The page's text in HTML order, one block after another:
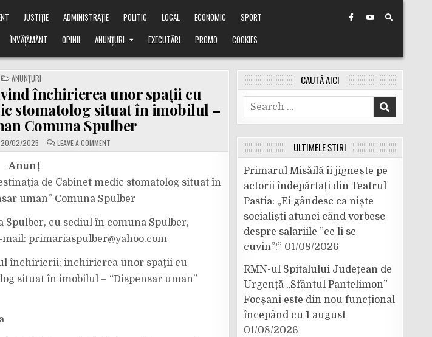
JUSTIȚIE ADMINISTRAȚIE POLITIC LOCAL ECONOMIC
SPORT
ÎNVĂȚĂMÂNT OPINII ANUNȚURI EXECUTĂRI PROMO COOKIES
POSTED
IN
ANUNȚURI
închirierea unor spații cu
stomatolog situat în imobilul –
Comuna Spulber
02/2025 LEAVE A COMMENTON
UAT
ÎNCHIRIEREA
UNOR
SPAȚII
CU
CABINET
STOMATOLOG
SITUAT
IMOBILUL
–
DISPENSAR
UMAN
Anunț
de Cabinet medic stomatolog situat în
uman” Comuna Spulber
Spulber, cu sediul în comuna Spulber,
primariaspulber@yahoo.com
închirierii: inchirierea unor spaţii cu
situat în imobilul – “Dispensar uman”
CAUTĂ AICI
Search
for:
ULTIMELE ȘTIRI
Primarul Misăilă îi jignește pe
actorii îndepărtați din Teatrul
Pastia: „Ei gândesc ca niște
socialiști atunci când vorbesc
despre salariile ”ce li se
cuvin”!” 01/08/2026
RMN-ul Spitalului Județean de
Urgență „Sfântul Pantelimon”
Focșani este din nou funcțional
începând cu 1 august
01/08/2026